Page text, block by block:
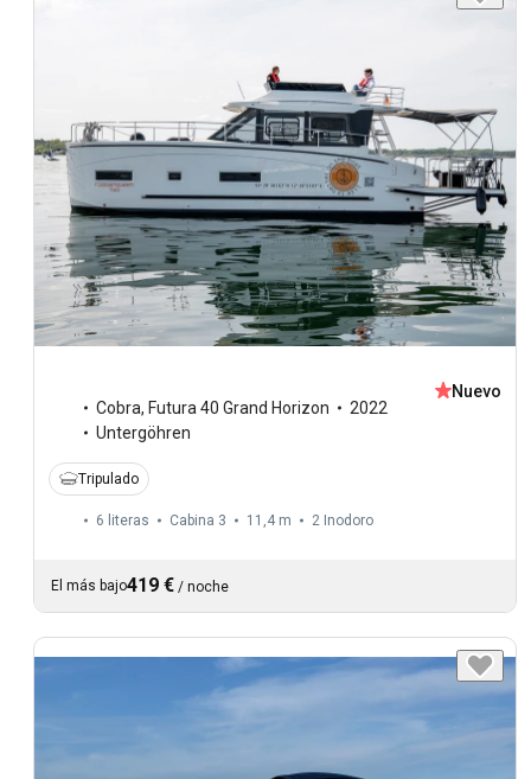
Cobra, Futura 40 Grand Horizon
2022
Untergöhren
Nuevo
Tripulado
6 literas Cabina 3 11,4 m 2 Inodoro
El más bajo419 € / noche